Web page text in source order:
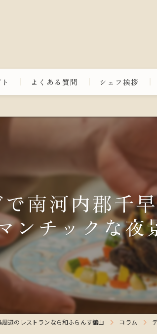
よくある質問 シェフ挨拶
南河内郡千
ンチックな夜
周辺のレストランなら和ふらんす舘山 コラム